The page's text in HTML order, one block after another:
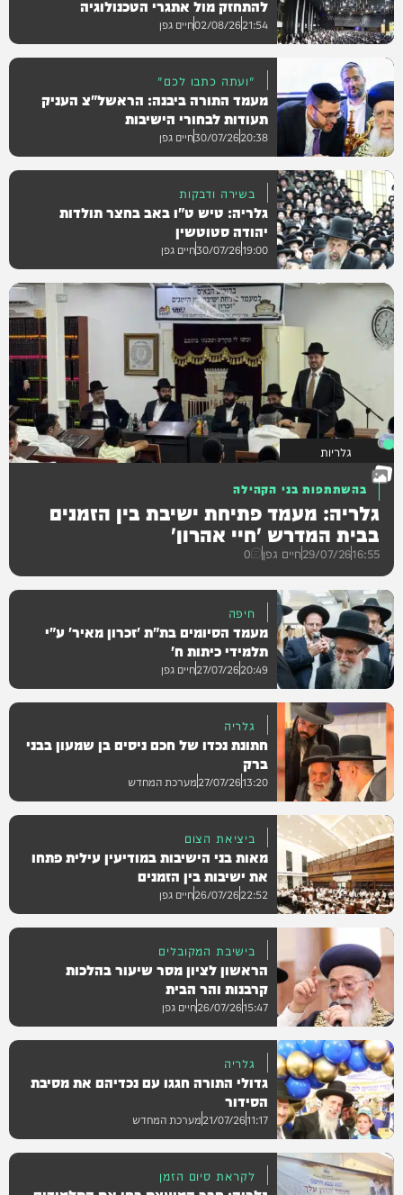
חרדים
להתחזק מול אתגרי הטכנולוגיה
21:54
02/08/26חיים גפן
גלריות
"ועתה כתבו לכם"
מעמד התורה ביבנה: הראשל"צ העניק
תעודות לבחורי הישיבות
20:38
30/07/26חיים גפן
בשירה ודבקות
גלריה: טיש ט"ו באב בחצר תולדות
יהודה סטוטשין
19:00
30/07/26חיים גפן
גלריות
בהשתתפות בני הקהילה
גלריה: מעמד פתיחת ישיבת בין הזמנים
בבית המדרש 'חיי אהרון'
16:55
29/07/26חיים גפן 0
גלריות
חיפה
מעמד הסיומים בת"ת 'זכרון מאיר' ע"י
תלמידי כיתות ח'
20:49
27/07/26חיים גפן
גלריות
גלריה
חתונת נכדו של חכם ניסים בן שמעון בבני
ברק
13:20
27/07/26מערכת המחדש
גלריות
ביציאת הצום
מאות בני הישיבות במודיעין עילית פתחו
את ישיבות בין הזמנים
22:52
26/07/26חיים גפן
גלריות
בישיבת המקובלים
הראשון לציון מסר שיעור בהלכות
קרבנות והר הבית
15:47
26/07/26חיים גפן
גלריה
גדולי התורה חגגו עם נכדיהם את מסיבת
הסידור
11:17
21/07/26מערכת המחדש
לקראת סיום הזמן